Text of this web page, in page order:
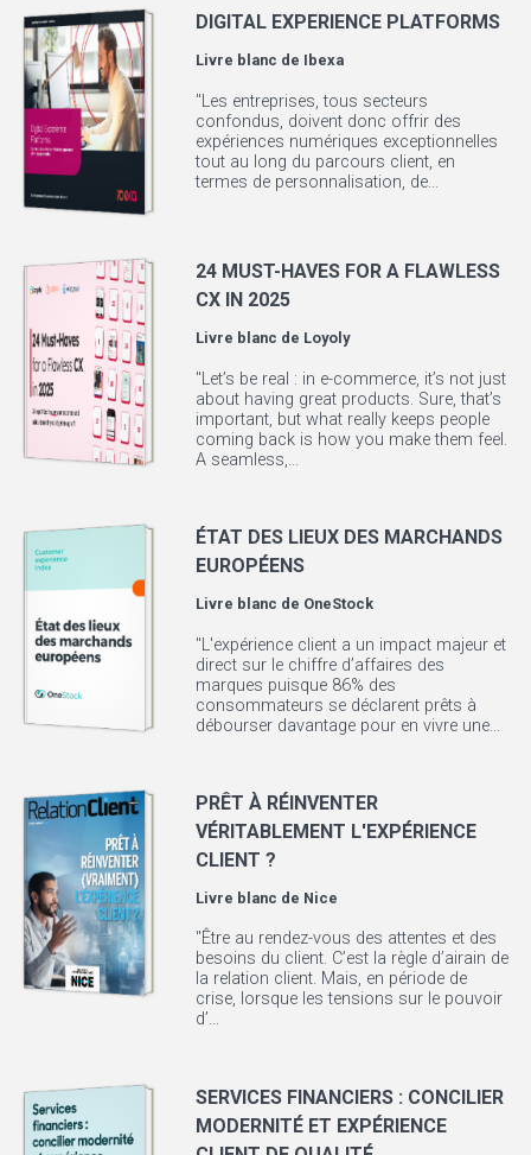
DIGITAL EXPERIENCE PLATFORMS
Livre blanc de Ibexa
"Les entreprises, tous secteurs
confondus, doivent donc offrir des
expériences numériques exceptionnelles
tout au long du parcours client, en
termes de personnalisation, de...
24 MUST-HAVES FOR A FLAWLESS
CX IN 2025
Livre blanc de Loyoly
"Let’s be real : in e-commerce, it’s not just
about having great products. Sure, that’s
important, but what really keeps people
coming back is how you make them feel.
A seamless,...
ÉTAT DES LIEUX DES MARCHANDS
EUROPÉENS
Livre blanc de OneStock
"L'expérience client a un impact majeur et
direct sur le chiffre d’affaires des
marques puisque 86% des
consommateurs se déclarent prêts à
débourser davantage pour en vivre une...
PRÊT À RÉINVENTER
VÉRITABLEMENT L'EXPÉRIENCE
CLIENT ?
Livre blanc de Nice
"Être au rendez-vous des attentes et des
besoins du client. C’est la règle d’airain de
la relation client. Mais, en période de
crise, lorsque les tensions sur le pouvoir
d’...
SERVICES FINANCIERS : CONCILIER
MODERNITÉ ET EXPÉRIENCE